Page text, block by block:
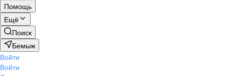
Помощь
Ещё
Поиск
Бемыж
Войти
Войти